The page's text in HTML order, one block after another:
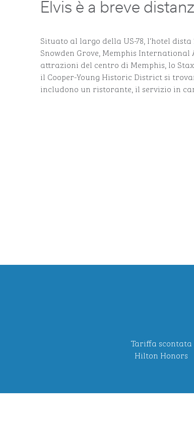
Elvis è a breve
Situato al largo della US-78, l'hotel
Snowden Grove, Memphis International
attrazioni del centro di Memphis, lo
il Cooper-Young Historic District si
includono un ristorante, il servizio in
Tariffa scontata
Hilton Honors